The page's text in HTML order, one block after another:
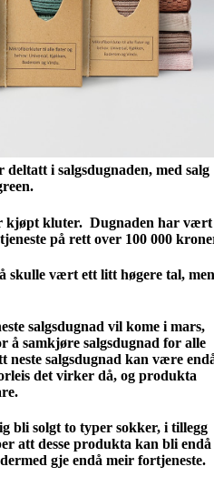
i salgsdugnaden, med salg
kjøpt kluter. Dugnaden har vært
på rett over 100 000
skulle vært ett litt høgere tal, men
salgsdugnad vil kome i mars,
å samkjøre salgsdugnad for alle
salgsdugnad kan være
det virker då, og produkta
bli solgt to typer sokker, i tillegg
att desse produkta kan bli endå
gje endå meir fortjeneste.